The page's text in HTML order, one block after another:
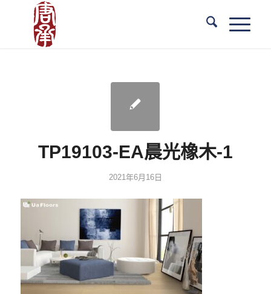
TP19103-EA晨光橡木-1
2021年6月16日